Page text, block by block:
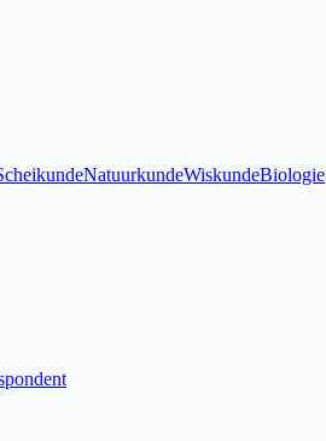
NatuurkundeWiskundeBiologie